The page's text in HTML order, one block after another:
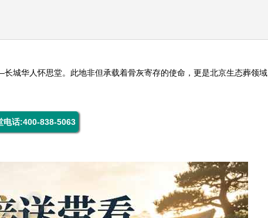
长城华人怀思堂。此地非但承载着骨灰寄存的使命，更是北京生态葬领域
话:400-838-5063